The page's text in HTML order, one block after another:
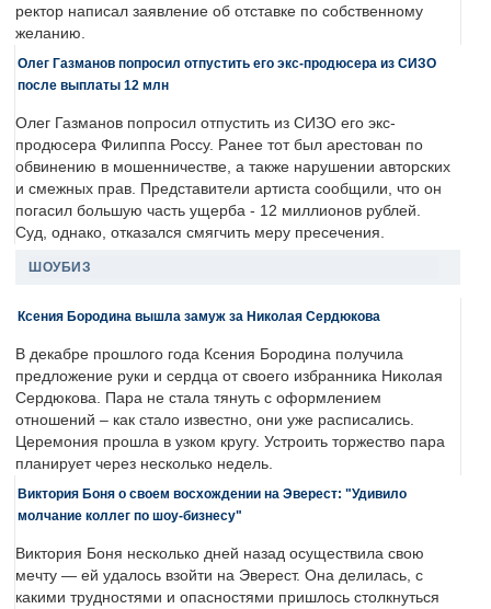
ректор написал заявление об отставке по собственному
желанию.
Олег Газманов попросил отпустить его экс-продюсера из СИЗО
после выплаты 12 млн
Олег Газманов попросил отпустить из СИЗО его экс-
продюсера Филиппа Россу. Ранее тот был арестован по
обвинению в мошенничестве, а также нарушении авторских
и смежных прав. Представители артиста сообщили, что он
погасил большую часть ущерба - 12 миллионов рублей.
Суд, однако, отказался смягчить меру пресечения.
ШОУБИЗ
Ксения Бородина вышла замуж за Николая Сердюкова
В декабре прошлого года Ксения Бородина получила
предложение руки и сердца от своего избранника Николая
Сердюкова. Пара не стала тянуть с оформлением
отношений – как стало известно, они уже расписались.
Церемония прошла в узком кругу. Устроить торжество пара
планирует через несколько недель.
Виктория Боня о своем восхождении на Эверест: "Удивило
молчание коллег по шоу-бизнесу"
Виктория Боня несколько дней назад осуществила свою
мечту — ей удалось взойти на Эверест. Она делилась, с
какими трудностями и опасностями пришлось столкнуться